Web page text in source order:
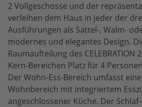
2 Vollgeschosse und der
verleihen dem Haus in jeder der
Ausführungen als Sattel-, Walm-
modernes und elegantes Design.
Raumaufteilung des CELEBRATION
Kern-Bereichen Platz für 4
Der Wohn-Ess-Bereich umfasst
Wohnbereich mit integriertem
angeschlossener Küche. Der